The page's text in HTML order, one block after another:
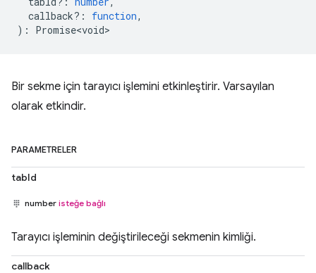
callback? : function,
) : Promise<void>
Bir sekme için tarayıcı işlemini etkinleştirir. Varsayılan
olarak etkindir.
PARAMETRELER
tabId
number isteğe bağlı
Tarayıcı işleminin değiştirileceği sekmenin kimliği.
callback